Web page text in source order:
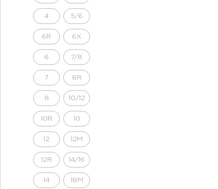
4 5/6
6R 6X
6 7/8
7 8R
8 10/12
10R 10
12 12M
12R 14/16
14 18M